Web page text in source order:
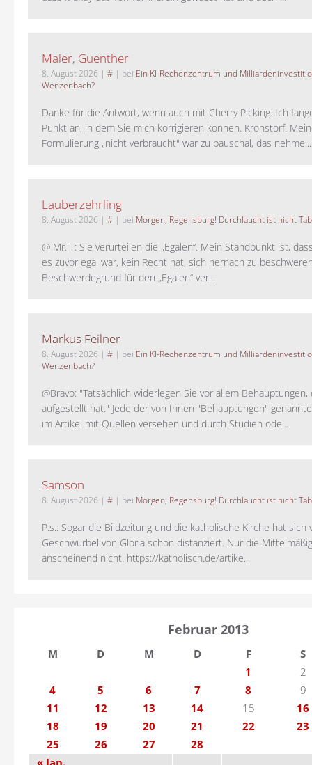
Maler, Guenther
8. August 2026 | # | bei Ein KI-Rechenzentrum und
Wenzenbach?
Danke für die Antwort, wenn auch mit Cherry Picking. Ich
Punkt an, in dem Sie mich korrigieren können. Kronstorf.
Formulierung „nicht verbraucht" war zu pauschal, das nehme...
Lauberzehrling
8. August 2026 | # | bei Morgen, Regensburg! Durchlaucht ist nicht
@ Mr. T: Sie verurteilen die „Egalen“. Mein Standpunkt ist,
es zuvor egal war, kein Recht hat, sich hernach zu
Beschwerdegrund für den „Egalen“ ver...
Markus Feilner
8. August 2026 | # | bei Ein KI-Rechenzentrum und
Wenzenbach?
@Bravo: "Tatsächlich widerlegen Sie vor allem
aufgestellt hat." Jede der von Ihnen "Behauptungen"
im Artikel mit Quellen versehen und durch Studien ode...
Samson
8. August 2026 | # | bei Morgen, Regensburg! Durchlaucht ist nicht
P.s.: Sogar die Bildzeitung und die katholische Kirche hat sich
Geschwurbel von Gloria schon distanziert. Nur die
anscheinend nicht. https://katholisch.de/artike...
Februar 2013
M D M D F
S
1
2
4
5 6 7 8
9
11
12 13 14 15
16
18
19 20 21 22
23
25
26 27
28
« Jan.